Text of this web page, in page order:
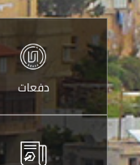
دفعات